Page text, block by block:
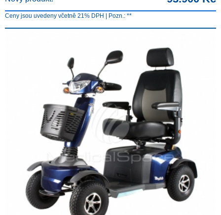
Ceny jsou uvedeny včetně 21% DPH | Pozn.: **